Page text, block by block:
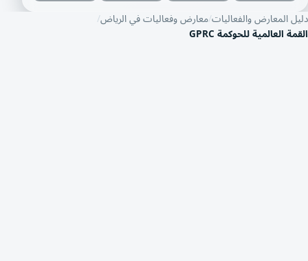
دليل المعارض والفعالياتمعارض وفعاليات في الرياض
القمة العالمية للحوكمة GPRC